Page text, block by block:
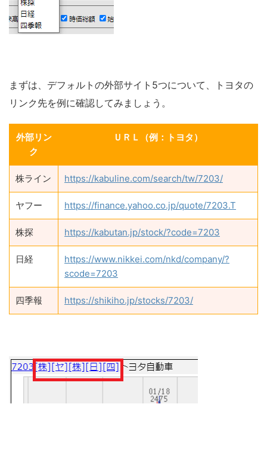
まずは、デフォルトの外部サイト5つについて、トヨタの
リンク先を例に確認してみましょう。
外部リン
ク
ＵＲＬ（例：トヨタ）
株ライン https://kabuline.com/search/tw/7203/
ヤフー https://finance.yahoo.co.jp/quote/7203.T
株探 https://kabutan.jp/stock/?code=7203
日経
https://www.nikkei.com/nkd/company/?
scode=7203
四季報 https://shikiho.jp/stocks/7203/